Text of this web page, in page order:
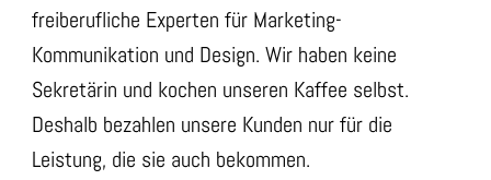
freiberufliche Experten für Marketing-
Kommunikation und Design. Wir haben keine
Sekretärin und kochen unseren Kaffee selbst.
Deshalb bezahlen unsere Kunden nur für die
Leistung, die sie auch bekommen.